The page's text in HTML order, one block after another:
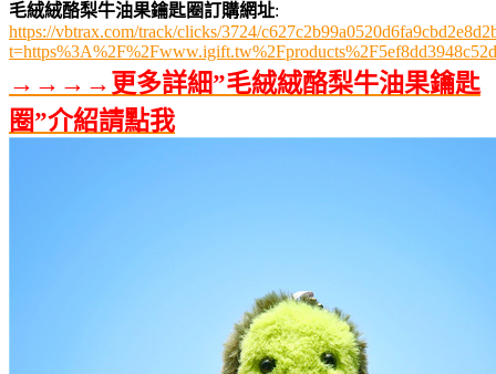
毛絨絨酪梨牛油果鑰匙圈訂購網址:
https://vbtrax.com/track/clicks/3724/
→→→→更多詳細”毛絨絨酪梨牛油果鑰匙
圈”介紹請點我